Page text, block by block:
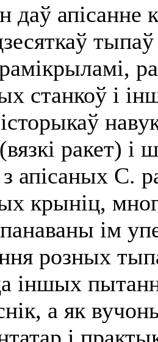
даў апісанне
станкоў i
ракет) i
апісаных С.
крыніц,
ім
розных
іншых
а як